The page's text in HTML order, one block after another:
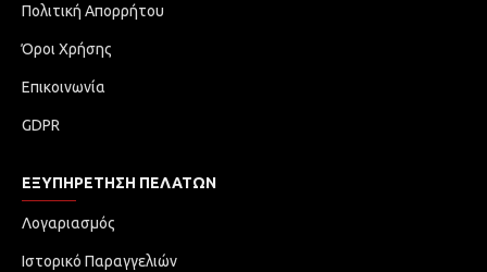
Πολιτική Απορρήτου
Όροι Χρήσης
Επικοινωνία
GDPR
ΕΞΥΠΗΡΈΤΗΣΗ ΠΕΛΑΤΏΝ
Λογαριασμός
Ιστορικό Παραγγελιών